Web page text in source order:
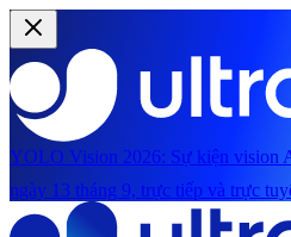
YOLO Vision 2026: Sự kiện vision
ngày 13 tháng 9, trực tiếp và trực